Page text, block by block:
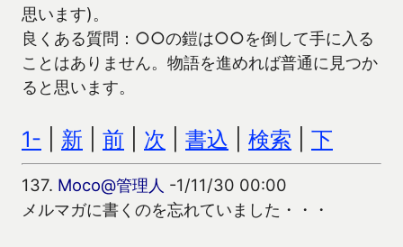
思います)。
良くある質問：○○の鎧は○○を倒して手に入る
ことはありません。物語を進めれば普通に見つか
ると思います。
1- 新 前 次 書込 検索 下
137. Moco@管理人 -1/11/30 00:00
メルマガに書くのを忘れていました・・・